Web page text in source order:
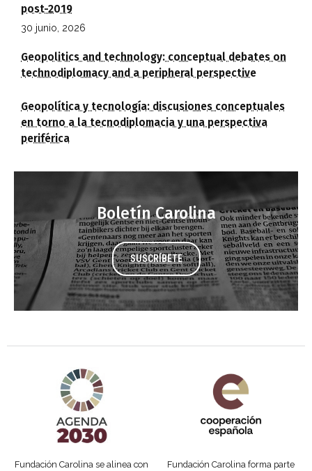
post-2019
30 junio, 2026
Geopolitics and technology: conceptual debates on
technodiplomacy and a peripheral perspective
Geopolítica y tecnología: discusiones conceptuales
en torno a la tecnodiplomacia y una perspectiva
periférica
Boletín Carolina
SUSCRÍBETE
Fundación Carolina se alinea con
Fundación Carolina forma parte